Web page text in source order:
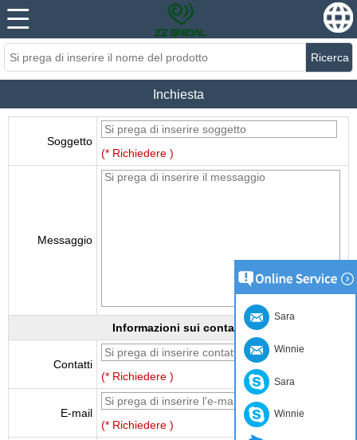
Ricerca
Inchiesta
Soggetto
(* Richiedere )
Messaggio
Informazioni sui contatti
Contatti
(* Richiedere )
E-mail
(* Richiedere )
Sara
Winnie
Sara
Winnie